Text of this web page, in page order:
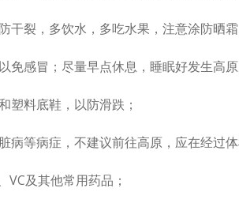
干裂，多饮水，多吃水果，注意涂防晒
免感冒；尽量早点休息，睡眠好发生高
塑料底鞋，以防滑跌；
病等病症，不建议前往高原，应在经过
VC及其他常用药品；